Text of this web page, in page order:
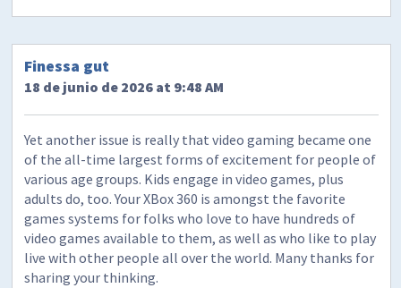
​Finessa gut
18 de junio de 2026 at 9:48 AM
Yet another issue is really that video gaming became one
of the all-time largest forms of excitement for people of
various age groups. Kids engage in video games, plus
adults do, too. Your XBox 360 is amongst the favorite
games systems for folks who love to have hundreds of
video games available to them, as well as who like to play
live with other people all over the world. Many thanks for
sharing your thinking.